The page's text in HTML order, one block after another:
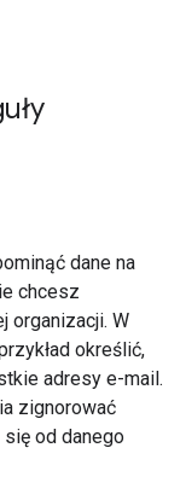
dane na
chcesz
organizacji. W
określić,
adresy e-mail.
zignorować
od danego